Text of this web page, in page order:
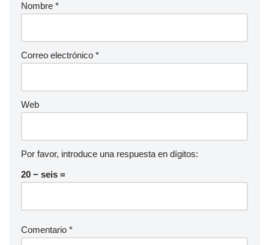
Nombre *
Correo electrónico *
Web
Por favor, introduce una respuesta en dígitos:
20 − seis =
Comentario *